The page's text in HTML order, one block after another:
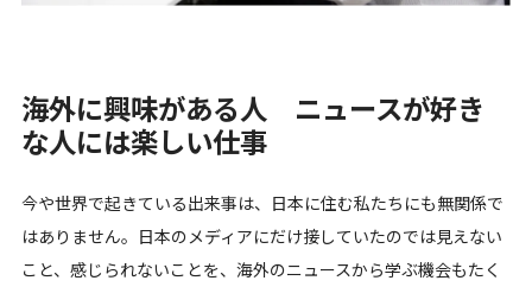
海外に興味がある人 ニュースが好き
な人には楽しい仕事
今や世界で起きている出来事は、日本に住む私たちにも無関係で
はありません。日本のメディアにだけ接していたのでは見えない
こと、感じられないことを、海外のニュースから学ぶ機会もたく